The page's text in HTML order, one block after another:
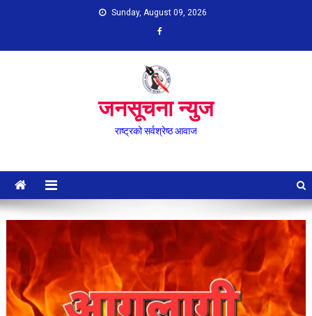
Sunday, August 09, 2026
जनसूचना न्युज
राष्ट्रको सर्वश्रेष्ठ आवाज